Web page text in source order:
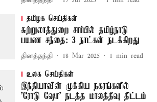
தமிழக செய்திகள்
சுற்றுலாத்துறை சார்பில் தமிழ்நாடு
பயண சந்தை: 3 நாட்கள் நடக்கிறது
தினத்தந்தி 18 Mar 2025 1 min read
உலக செய்திகள்
இந்தியாவின் முக்கிய நகரங்களில்
'ரோடு ஷோ' நடத்த மாலத்தீவு திட்டம்